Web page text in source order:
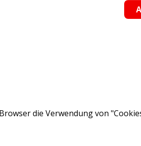
die Verwendung von